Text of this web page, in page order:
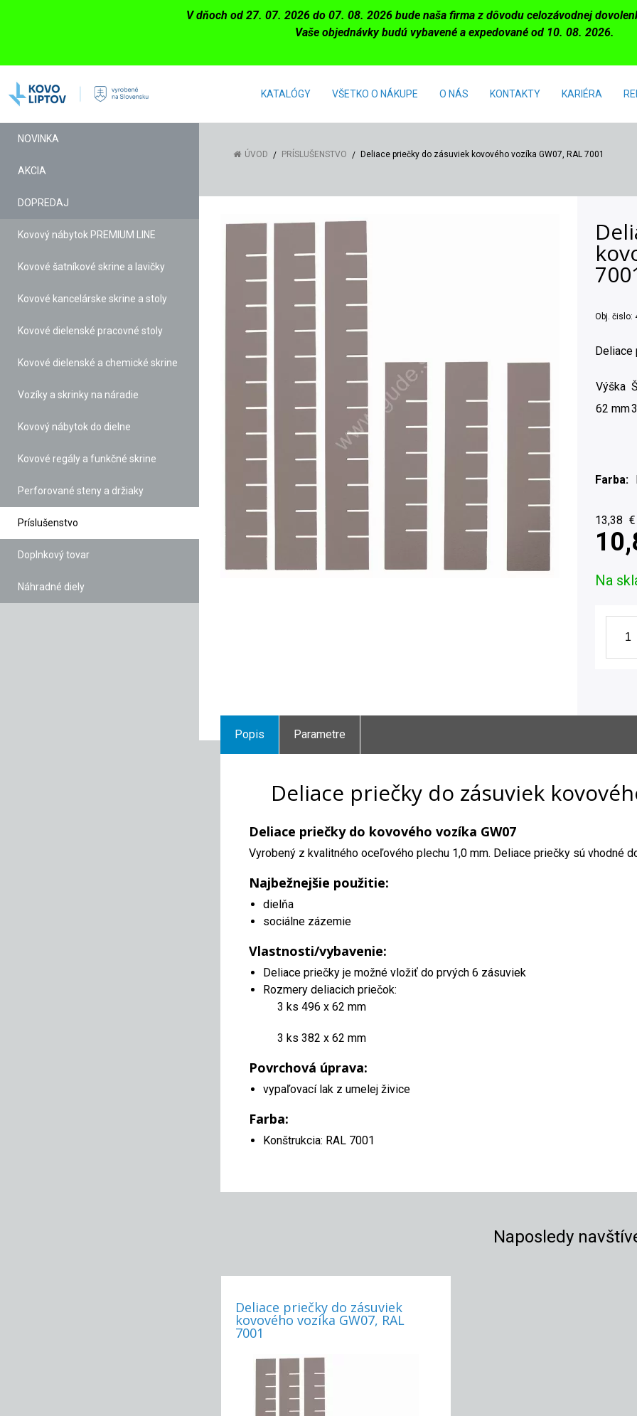
V dňoch od 27. 07. 2026 do 07. 08. 2026 bude naša firma z dôvodu celozávodnej
Vaše objednávky budú vybavené a expedované od 10. 08. 2026.
KATALÓGY VŠETKO O NÁKUPE O NÁS KONTAKTY KARIÉRA
NOVINKA
AKCIA
DOPREDAJ
Kovový nábytok PREMIUM LINE
Kovové šatníkové skrine a lavičky
Kovové kancelárske skrine a stoly
Kovové dielenské pracovné stoly
Kovové dielenské a chemické skrine
Vozíky a skrinky na náradie
Kovový nábytok do dielne
Kovové regály a funkčné skrine
Perforované steny a držiaky
Príslušenstvo
Doplnkový tovar
Náhradné diely
ÚVOD PRÍSLUŠENSTVO Deliace priečky do zásuviek kovového vozíka GW07, RAL 7001
Obj. čislo:
Deliace
Výška
62 mm
Farba
13,38 €
Na
Popis Parametre
Deliace priečky do zásuviek
Deliace priečky do kovového vozíka GW07
Vyrobený z kvalitného oceľového plechu 1,0 mm. Deliace priečky sú vhodné
Najbežnejšie použitie:
dielňa
sociálne zázemie
Vlastnosti/vybavenie:
Deliace priečky je možné vložiť do prvých 6 zásuviek
Rozmery deliacich priečok:
3 ks 496 x 62 mm
3 ks 382 x 62 mm
Povrchová úprava:
vypaľovací lak z umelej živice
Farba:
Konštrukcia: RAL 7001
Naposledy
Deliace priečky do zásuviek
kovového vozíka GW07, RAL
7001